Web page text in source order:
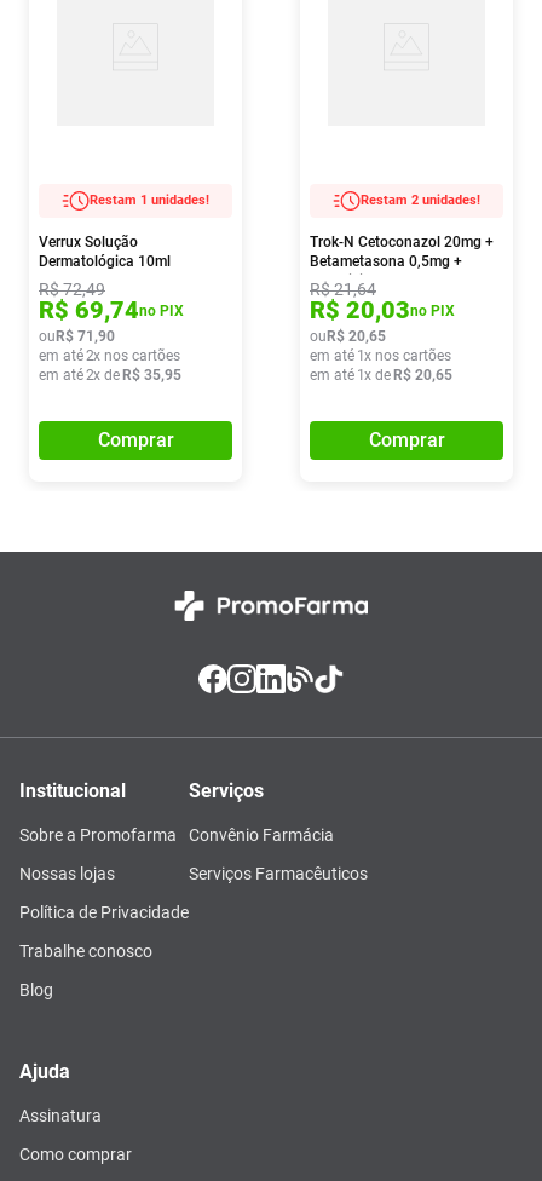
Restam 1 unidades!
Verrux Solução
Dermatológica 10ml
R$72,49
R$ 69,74no PIX
ou R$ 71 ,90
em até2x nos cartões
em até2x de R$ 35,95
Comprar
Restam 2 unidades!
Trok-N Cetoconazol 20mg +
Betametasona 0,5mg +
Neomicina 1,5mg Pomada
10g
R$21,64
R$ 20,03no PIX
ou R$ 20,65
em até 1x nos cartões
em até 1x de R$ 20,65
Comprar
Institucional
Sobre a Promofarma
Nossas lojas
Política de Privacidade
Trabalhe conosco
Blog
Serviços
Convênio Farmácia
Serviços Farmacêuticos
Ajuda
Assinatura
Como comprar